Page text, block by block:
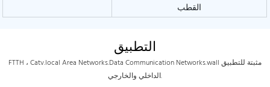
القطب
التطبيق
FTTH ، Catv.local Area Networks.Data Communication Networks.wall مثبتة للتطبيق
الداخلي والخارجي.